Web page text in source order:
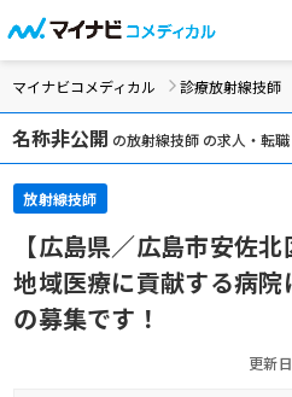
マイナビコメディカル 診療放射線技師
名称非公開 の放射線技師 の求人・
放射線技師
【広島県／広島市安佐
地域医療に貢献する病
の募集です！
更新